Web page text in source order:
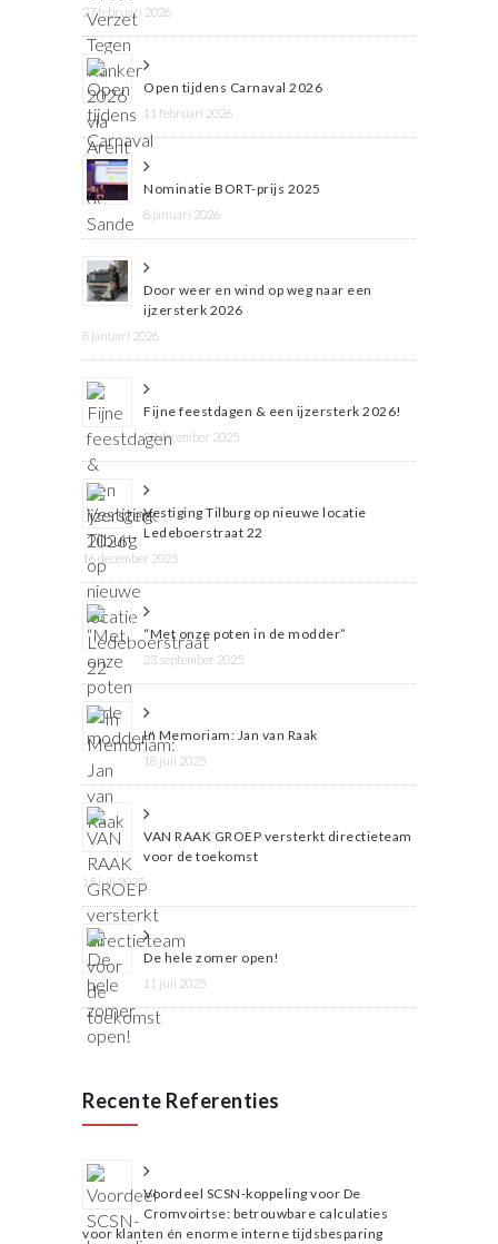
27 februari 2026
Open tijdens Carnaval 2026
11 februari 2026
Nominatie BORT-prijs 2025
8 januari 2026
Door weer en wind op weg naar een
ijzersterk 2026
8 januari 2026
Fijne feestdagen & een ijzersterk 2026!
22 december 2025
Vestiging Tilburg op nieuwe locatie
Ledeboerstraat 22
16 december 2025
“Met onze poten in de modder”
23 september 2025
In Memoriam: Jan van Raak
18 juli 2025
VAN RAAK GROEP versterkt directieteam
voor de toekomst
15 juli 2025
De hele zomer open!
11 juli 2025
Recente Referenties
Voordeel SCSN-koppeling voor De
Cromvoirtse: betrouwbare calculaties
voor klanten én enorme interne tijdsbesparing